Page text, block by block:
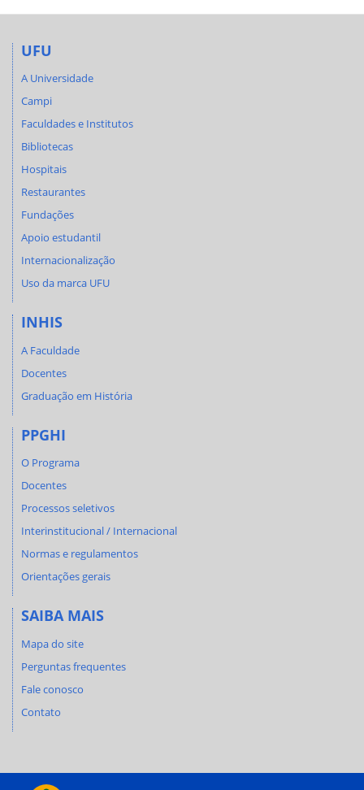
UFU
A Universidade
Campi
Faculdades e Institutos
Bibliotecas
Hospitais
Restaurantes
Fundações
Apoio estudantil
Internacionalização
Uso da marca UFU
INHIS
A Faculdade
Docentes
Graduação em História
PPGHI
O Programa
Docentes
Processos seletivos
Interinstitucional / Internacional
Normas e regulamentos
Orientações gerais
SAIBA MAIS
Mapa do site
Perguntas frequentes
Fale conosco
Contato